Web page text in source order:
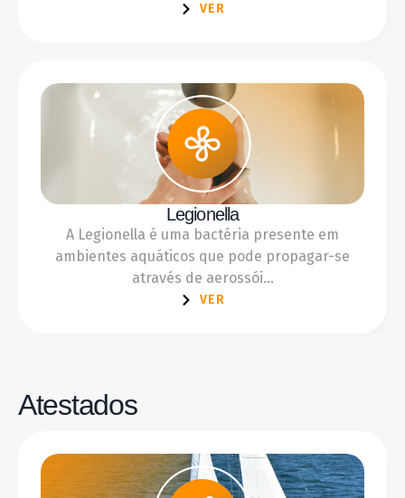
VER
Legionella
A Legionella é uma bactéria presente em
ambientes aquáticos que pode propagar-se
através de aerossói...
VER
Atestados